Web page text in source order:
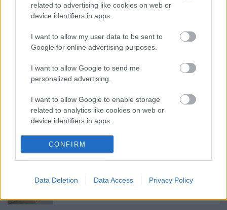
related to advertising like cookies on web or
device identifiers in apps.
I want to allow my user data to be sent to
Google for online advertising purposes.
I want to allow Google to send me
personalized advertising.
I want to allow Google to enable storage
related to analytics like cookies on web or
device identifiers in apps.
I want to allow Google to enable storage
related to functionality of the website or app.
related to personalization.
I want to allow Google to enable storage
CONFIRM
Data Deletion Data Access Privacy Policy
észrevétel járatcsökkentés
Miért jár másfelé a busz?
Hogyan szálljunk le a nyílt pályán rekedt
HÉV-ről?